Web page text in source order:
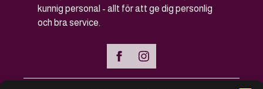
kunnig personal - allt för att ge dig personlig
och bra service.